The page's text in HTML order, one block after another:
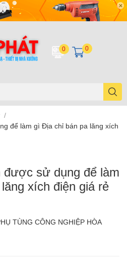
0 0
/
để làm gì Địa chỉ bán pa lăng xích
được sử dụng để làm
xích điện giá rẻ
TÙNG CÔNG NGHIỆP HÒA